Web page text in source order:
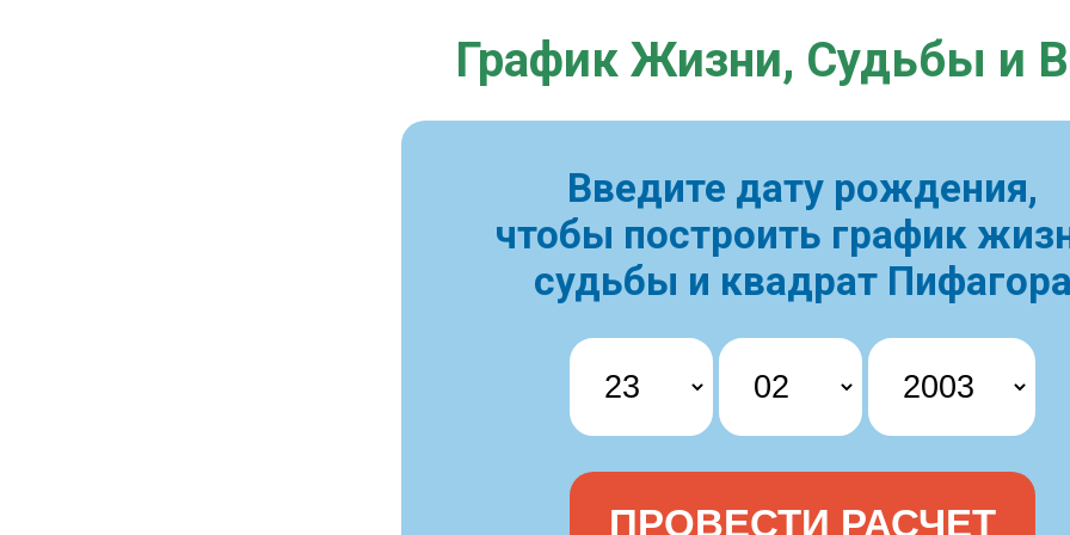
График Жизни, Судьбы и
Введите дату рождения,
чтобы построить график
судьбы и квадрат Пифагора
ПРОВЕСТИ РАСЧЕТ